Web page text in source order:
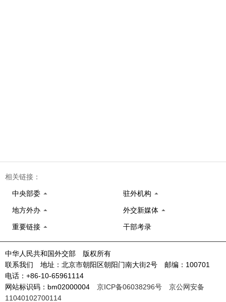
相关链接：
中央部委 驻外机构
地方外办 外交新媒体
重要链接 干部考录
中华人民共和国外交部 版权所有
联系我们 地址：北京市朝阳区朝阳门南大街2号 邮编：100701
电话：+86-10-65961114
网站标识码：bm02000004 京ICP备06038296号
京公网安备
11040102700114